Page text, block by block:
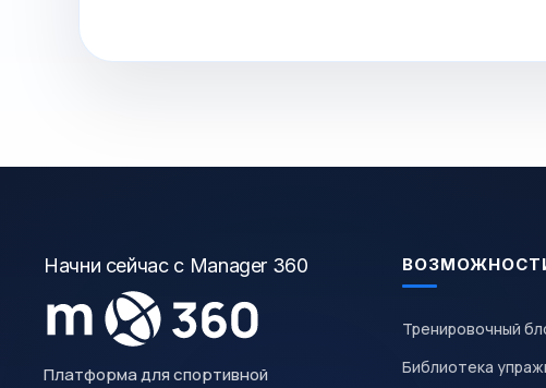
Начни сейчас с Manager 360
Платформа для спортивной
Тренировочный
Библиотека